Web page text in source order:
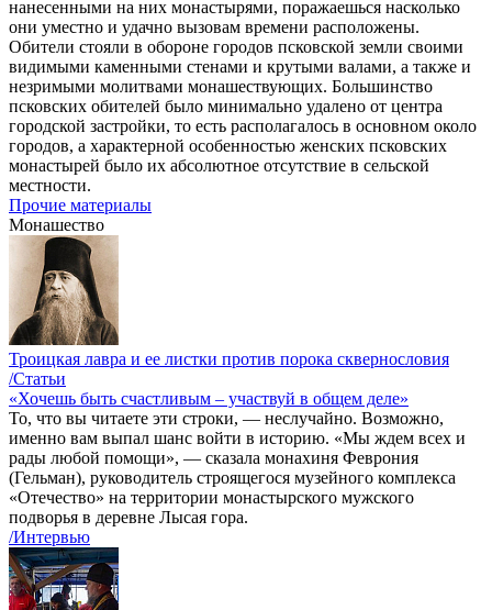
нанесенными на них монастырями, поражаешься насколько
они уместно и удачно вызовам времени расположены.
Обители стояли в обороне городов псковской земли своими
видимыми каменными стенами и крутыми валами, а также и
незримыми молитвами монашествующих. Большинство
псковских обителей было минимально удалено от центра
городской застройки, то есть располагалось в основном около
городов, а характерной особенностью женских псковских
монастырей было их абсолютное отсутствие в сельской
местности.
Прочие материалы
Монашество
Троицкая лавра и ее листки против порока сквернословия
/Статьи
«Хочешь быть счастливым – участвуй в общем деле»
То, что вы читаете эти строки, — неслучайно. Возможно,
именно вам выпал шанс войти в историю. «Мы ждем всех и
рады любой помощи», — сказала монахиня Феврония
(Гельман), руководитель строящегося музейного комплекса
«Отечество» на территории монастырского мужского
подворья в деревне Лысая гора.
/Интервью